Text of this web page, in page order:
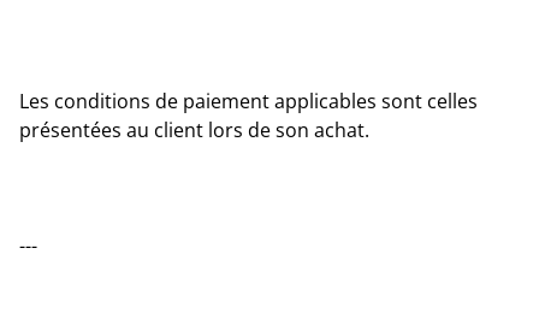
Les conditions de paiement applicables sont celles
présentées au client lors de son achat.
---